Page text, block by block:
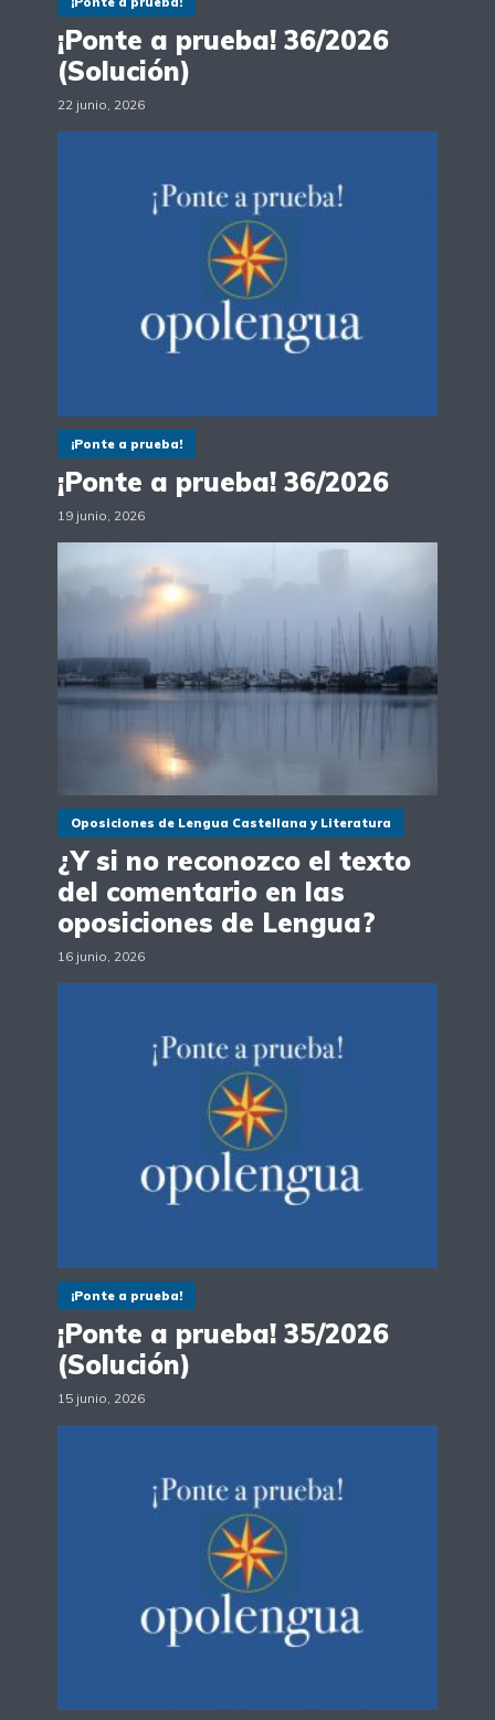
¡Ponte a prueba! 36/2026
(Solución)
22 junio, 2026
¡Ponte a prueba!
¡Ponte a prueba! 36/2026
19 junio, 2026
Oposiciones de Lengua Castellana y Literatura
¿Y si no reconozco el texto
del comentario en las
oposiciones de Lengua?
16 junio, 2026
¡Ponte a prueba!
¡Ponte a prueba! 35/2026
(Solución)
15 junio, 2026